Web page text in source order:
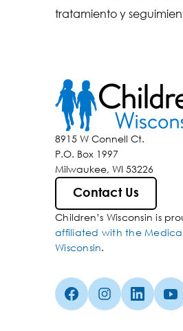
tratamiento y
8915 W Connell Ct.
P.O. Box 1997
Milwaukee, WI 53226
Contact Us
Children’s Wisconsin is
affiliated with the
Wisconsin.
Facebook (Opens in a
Instagramlinkedin